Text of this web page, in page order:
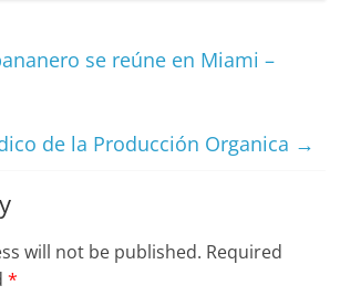
se reúne en Miami –
de la Producción Organica →
will not be published. Required
*